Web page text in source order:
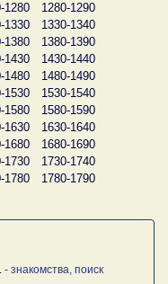
1280
1280-1290
1330
1330-1340
1380
1380-1390
1430
1430-1440
1480
1480-1490
1530
1530-1540
1580
1580-1590
1630
1630-1640
1680
1680-1690
1730
1730-1740
1780
1780-1790
- знакомства, поиск